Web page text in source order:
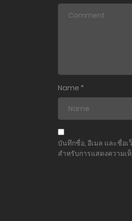
Name *
บันทึกชื่อ, อีเมล และชื่อ
สำหรับการแสดงความเ